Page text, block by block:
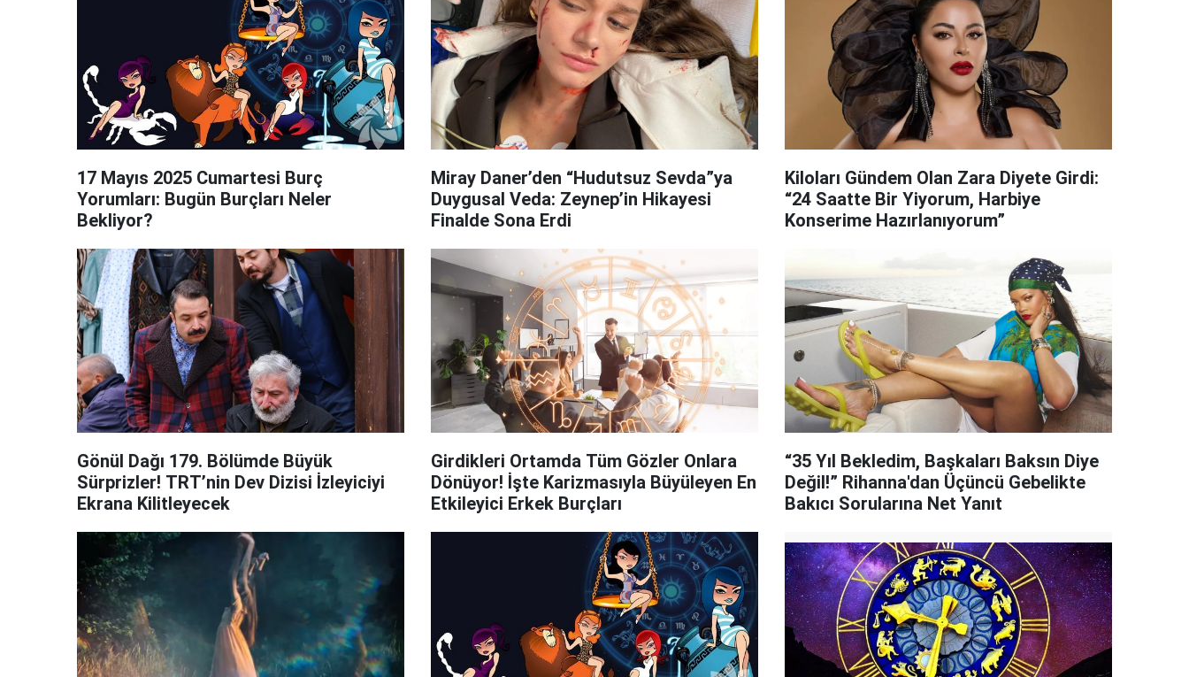
17 Mayıs 2025 Cumartesi Burç
Yorumları: Bugün Burçları Neler
Bekliyor?
Miray Daner’den “Hudutsuz Sevda”ya
Duygusal Veda: Zeynep’in Hikayesi
Finalde Sona Erdi
Kiloları Gündem Olan Zara Diyete Girdi:
“24 Saatte Bir Yiyorum, Harbiye
Konserime Hazırlanıyorum”
Gönül Dağı 179. Bölümde Büyük
Sürprizler! TRT’nin Dev Dizisi İzleyiciyi
Ekrana Kilitleyecek
Girdikleri Ortamda Tüm Gözler Onlara
Dönüyor! İşte Karizmasıyla Büyüleyen En
Etkileyici Erkek Burçları
“35 Yıl Bekledim, Başkaları Baksın Diye
Değil!” Rihanna'dan Üçüncü Gebelikte
Bakıcı Sorularına Net Yanıt